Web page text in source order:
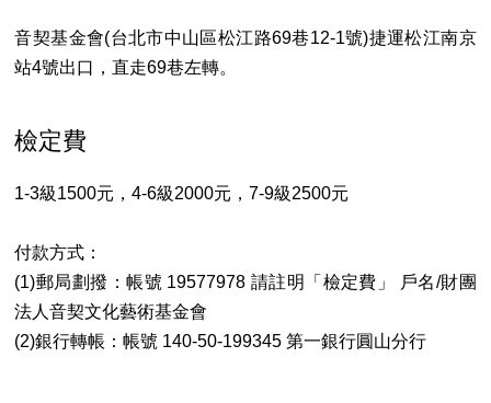
音契基金會(台北市中山區松江路69巷12-1號)捷運松江南京
站4號出口，直走69巷左轉。
檢定費
1-3級1500元，4-6級2000元，7-9級2500元
付款方式：
(1)郵局劃撥：帳號 19577978 請註明「檢定費」 戶名/財團
法人音契文化藝術基金會
(2)銀行轉帳：帳號 140-50-199345 第一銀行圓山分行